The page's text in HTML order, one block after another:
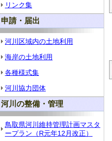
リンク集
申請・届出
河川区域内の土地利用
海岸の土地利用
各種様式集
河川協力団体
河川の整備・管理
鳥取県河川維持管理計画マスタ
ープラン（R元年12月改正）